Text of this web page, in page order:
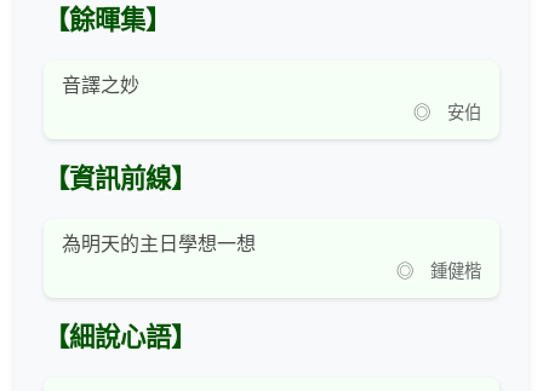
【餘暉集】
音譯之妙
◎ 安伯
【資訊前線】
為明天的主日學想一想
◎ 鍾健楷
【細說心語】